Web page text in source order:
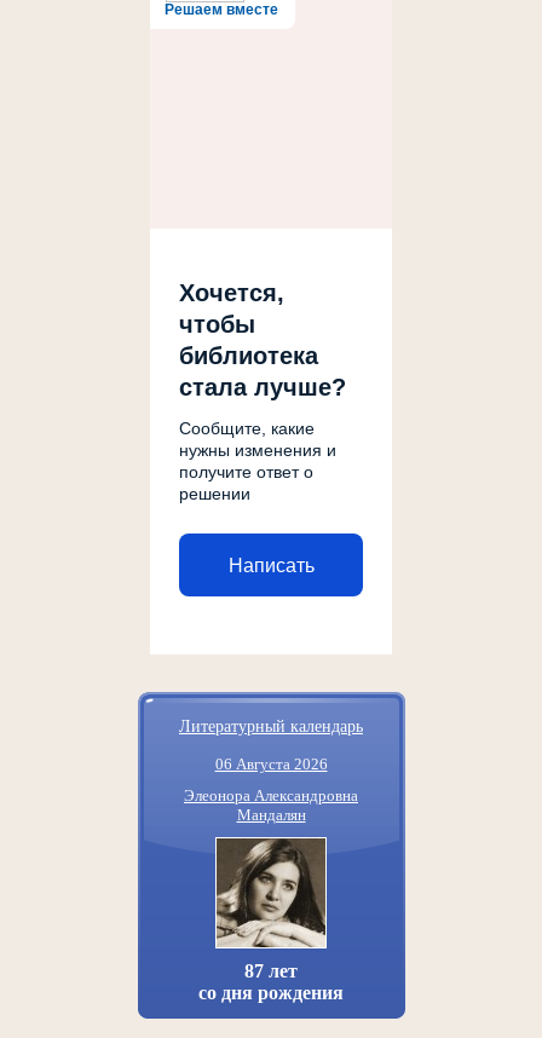
Решаем вместе
Хочется,
чтобы
библиотека
стала лучше?
Сообщите, какие
нужны изменения и
получите ответ о
решении
Написать
Литературный календарь
06 Августа 2026
Элеонора Александровна
Мандалян
87 лет
со дня рождения